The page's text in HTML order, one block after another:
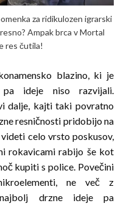
za ridikulozen igrarski
Ampak brca v Mortal
res čutila!
blazino, ki je
pa ideje niso razvijali.
dalje, kajti taki povratno
resničnosti pridobijo na
celo vrsto poskusov,
rokavicami rabijo še kot
kupiti s police. Povečini
ne več z
najbolj drzne ideje pa